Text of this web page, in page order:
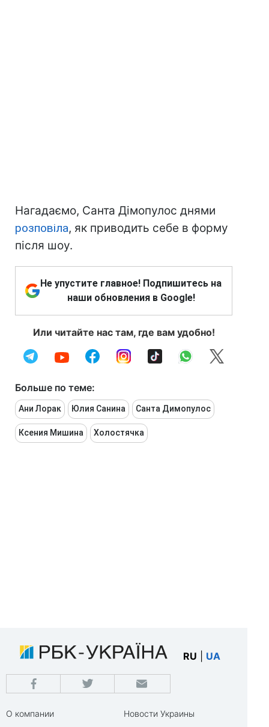
Нагадаємо, Санта Дімопулос днями
розповіла, як приводить себе в форму
після шоу.
Не упустите главное! Подпишитесь на
наши обновления в Google!
Или читайте нас там, где вам удобно!
Больше по теме:
Ани Лорак Юлия Санина Санта Димопулос
Ксения Мишина Холостячка
RU UA
О компании
Новости Украины